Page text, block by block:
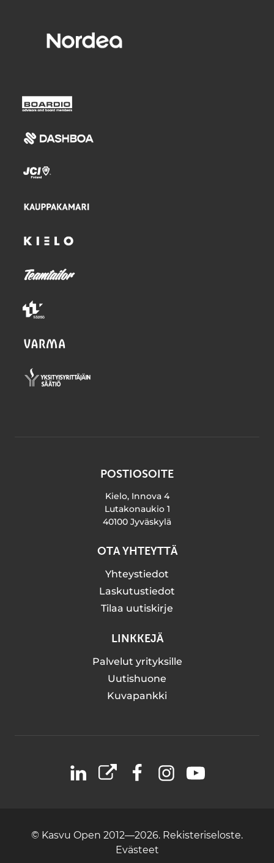
POSTIOSOITE
Kielo, Innova 4
Lutakonaukio 1
40100 Jyväskylä
OTA YHTEYTTÄ
Yhteystiedot
Laskutustiedot
Tilaa uutiskirje
LINKKEJÄ
Palvelut yrityksille
Uutishuone
Kuvapankki
LinkedIn
X FacebookInstagramYouTube
© Kasvu Open 2012—2026. Rekisteriseloste.
Evästeet